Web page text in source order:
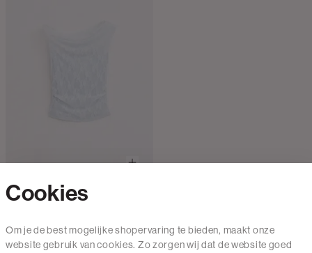
Amy & Ivy
Cookies
Om je de best mogelijke shopervaring te bieden, maakt onze
website gebruik van cookies. Zo zorgen wij dat de website goed